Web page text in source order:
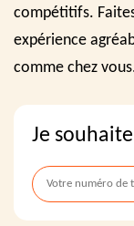
compétitifs.
expérience
comme chez
Je